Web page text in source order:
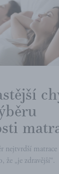
nejtvrdší matrace
že „je zdravější“.